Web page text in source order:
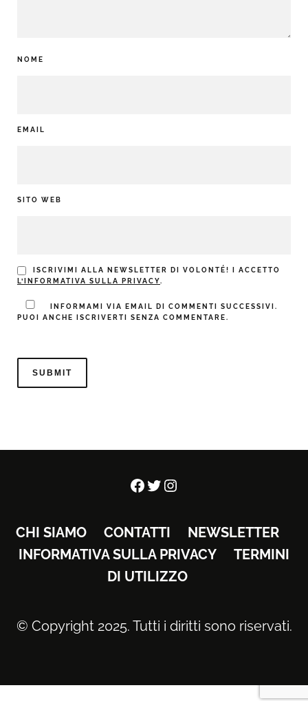
NOME
EMAIL
SITO WEB
ISCRIVIMI ALLA NEWSLETTER DI VOLONTÉ! I ACCETTO
L’INFORMATIVA SULLA PRIVACY.
INFORMAMI VIA EMAIL DI COMMENTI SUCCESSIVI.
PUOI ANCHE ISCRIVERTI SENZA COMMENTARE.
Facebook
Twitter
Instagram
CHI SIAMO CONTATTI
NEWSLETTER
INFORMATIVA SULLA PRIVACY
TERMINI
DI UTILIZZO
© Copyright 2025. Tutti i diritti sono riservati.